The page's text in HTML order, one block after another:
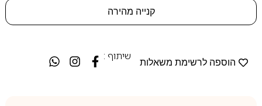
קנייה מהירה
הוספה לרשימת משאלות
שיתוף :